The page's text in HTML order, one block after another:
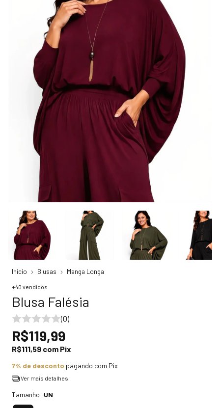
Início Blusas Manga Longa
+40 vendidos
Blusa Falésia
(0)
R$119,99
R$111,59 com Pix
7% de desconto pagando com Pix
Ver mais detalhes
Tamanho: UN